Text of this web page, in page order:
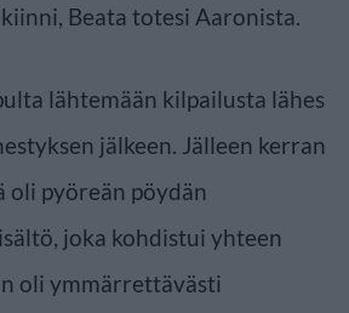
kiinni, Beata totesi Aaronista.
lähtemään kilpailusta lähes
jälkeen. Jälleen kerran
oli pyöreän pöydän
joka kohdistui yhteen
oli ymmärrettävästi